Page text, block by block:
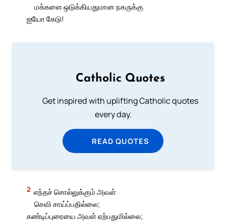
மக்களை ஒடுக்கியதுமான நகருக்கு
ஐயோ கேடு!
Catholic Quotes
Get inspired with uplifting Catholic quotes
every day.
READ QUOTES
2 எந்தச் சொல்லுக்கும் அவள்
செவி சாய்ப்பதில்லை;
கண்டிப்புரையை அவள் ஏற்பதுமில்லை;